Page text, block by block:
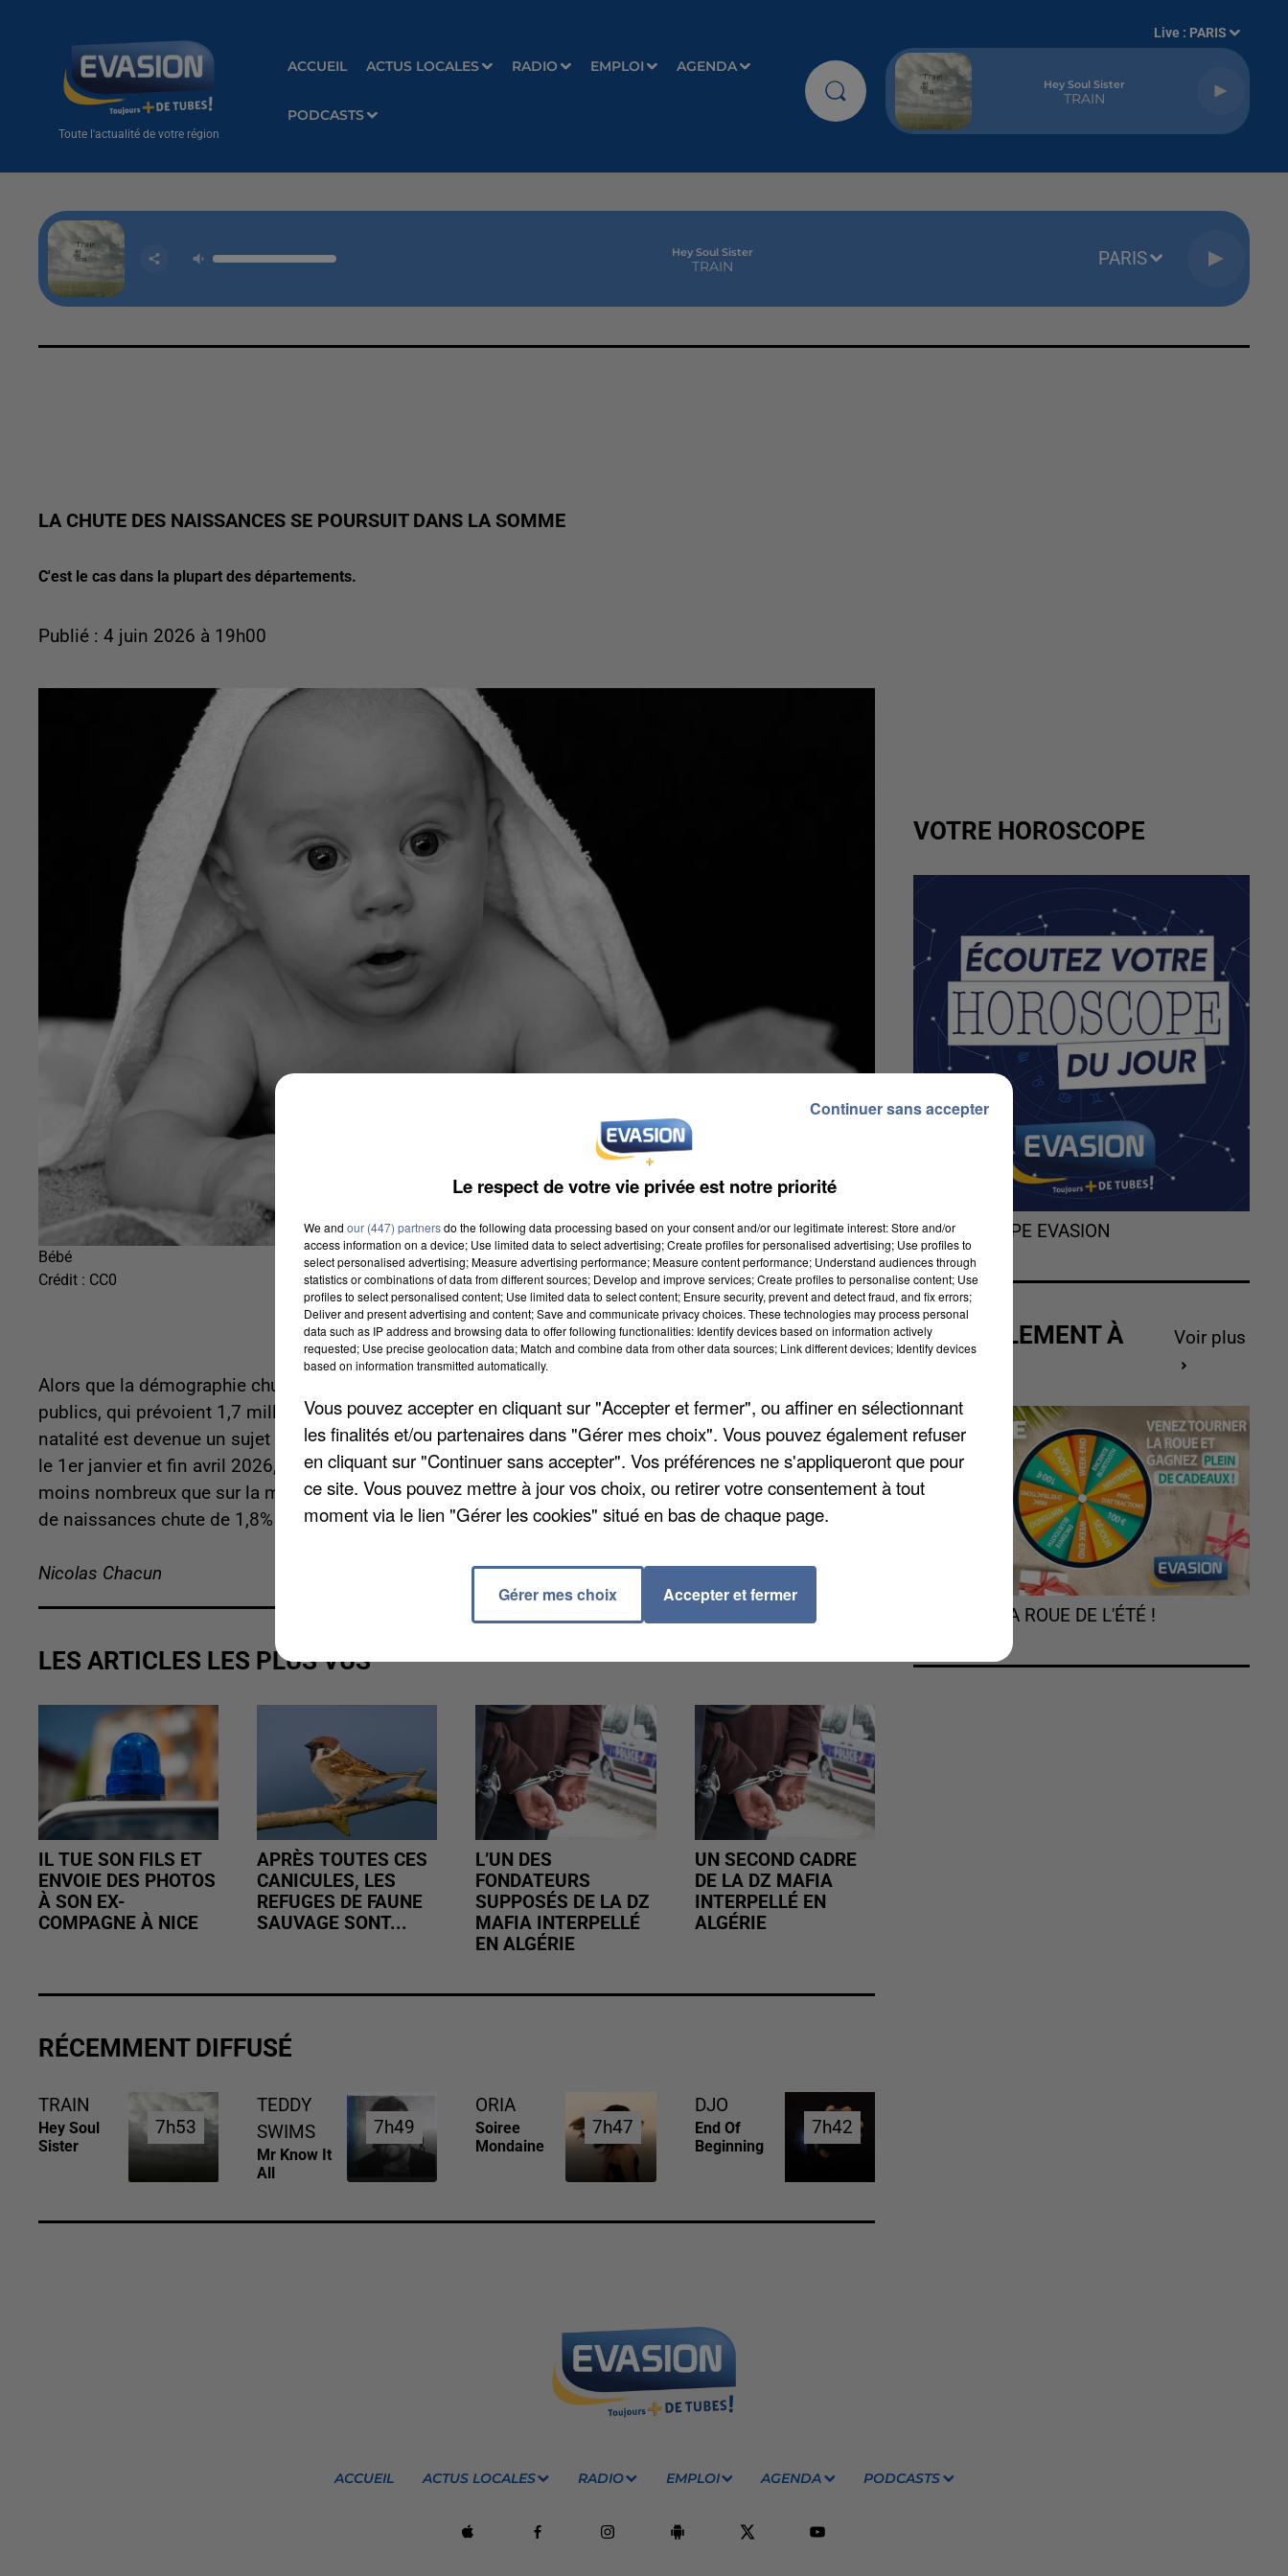
Toute l'actualité de votre région
ACCUEIL ACTUS LOCALES RADIO EMPLOI AGENDA
PODCASTS
Live : PARIS
Hey Soul Sister
TRAIN
Hey Soul Sister
TRAIN PARIS
LA CHUTE DES NAISSANCES SE POURSUIT DANS LA SOMME
C'est le cas dans la plupart des départements.
Publié : 4 juin 2026 à 19h00
Bébé
Crédit : CC0
Alors que la démographie chute en France, les conséquences sont déjà anticipées par les pouvoirs
publics, qui prévoient 1,7 million d'élèves en moins dans les classes d'ici 2035. Dans ce cadre, la
natalité est devenue un sujet de premier plan, que l'on peut suivre grâce aux données de l'Insee. Entre
le 1er janvier et fin avril 2026, il y a eu 1.514 naissances vivantes dans la Somme. Les bébés se font
moins nombreux que sur la même période l'an dernier, avec 1.639 nouveaux-nés. En France, le nombre
de naissances chute de 1,8% sur la période.
Nicolas Chacun
LES ARTICLES LES PLUS VUS
IL TUE SON FILS ET
ENVOIE DES PHOTOS
À SON EX-
COMPAGNE À NICE
APRÈS TOUTES CES
CANICULES, LES
REFUGES DE FAUNE
SAUVAGE SONT...
L’UN DES
FONDATEURS
SUPPOSÉS DE LA DZ
MAFIA INTERPELLÉ
EN ALGÉRIE
UN SECOND CADRE
DE LA DZ MAFIA
INTERPELLÉ EN
ALGÉRIE
RÉCEMMENT DIFFUSÉ
TRAIN
Hey Soul
Sister
7h53
7h53
TEDDY
SWIMS
Mr Know It
All
7h49
7h49
ORIA
Soiree
Mondaine
7h47
7h47
DJO
End Of
Beginning
7h42
7h42
VOTRE HOROSCOPE
L'HOROSCOPE EVASION
ACTUELLEMENT À
GAGNER
Voir plus
TOURNEZ LA ROUE DE L'ÉTÉ !
ACCUEIL ACTUS LOCALES RADIO EMPLOI AGENDA PODCASTS
Le respect de votre vie privée est notre priorité
We and our (447) partnersdo the following data processing based on your consent and/or our legitimate interest: Store and/or
access information on a device; Use limited data to select advertising; Create profiles for personalised advertising; Use profiles to
select personalised advertising; Measure advertising performance; Measure content performance; Understand audiences through
statistics or combinations of data from different sources; Develop and improve services; Create profiles to personalise content; Use
profiles to select personalised content; Use limited data to select content; Ensure security, prevent and detect fraud, and fix errors;
Deliver and present advertising and content; Save and communicate privacy choices. These technologies may process personal
data such as IP address and browsing data to offer following functionalities: Identify devices based on information actively
requested; Use precise geolocation data; Match and combine data from other data sources; Link different devices; Identify devices
based on information transmitted automatically.
Vous pouvez accepter en cliquant sur "Accepter et fermer", ou affiner en sélectionnant
les finalités et/ou partenaires dans "Gérer mes choix". Vous pouvez également refuser
en cliquant sur "Continuer sans accepter". Vos préférences ne s'appliqueront que pour
ce site. Vous pouvez mettre à jour vos choix, ou retirer votre consentement à tout
moment via le lien "Gérer les cookies" situé en bas de chaque page.
Gérer mes choix Accepter et fermer
Continuer sans accepter